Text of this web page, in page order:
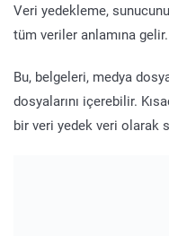
Veri yedekleme,
tüm veriler anlamına gelir.
Bu, belgeleri, medya
dosyalarını içerebilir.
bir veri yedek veri olarak